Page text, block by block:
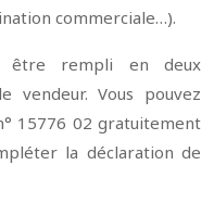
commerciale…).
être rempli en deux
vendeur. Vous pouvez
15776 02 gratuitement
la déclaration de